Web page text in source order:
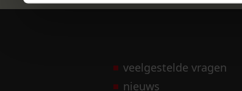
veelgestelde vragen
nieuws